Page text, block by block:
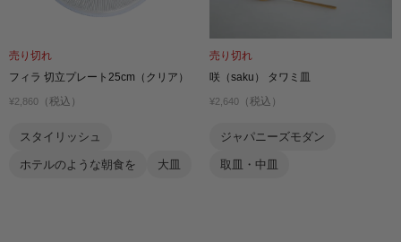
売り切れ
フィラ 切立プレート25cm（クリア）
¥2,860 （税込）
スタイリッシュ
ホテルのような朝食を 大皿
売り切れ
咲（saku） タワミ皿
¥2,640 （税込）
ジャパニーズモダン
取皿・中皿